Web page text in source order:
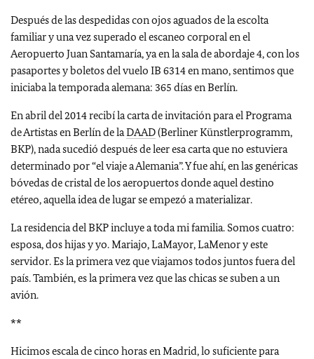
Después de las despedidas con ojos aguados de la escolta
familiar y una vez superado el escaneo corporal en el
Aeropuerto Juan Santamaría, ya en la sala de abordaje 4, con los
pasaportes y boletos del vuelo IB 6314 en mano, sentimos que
iniciaba la temporada alemana: 365 días en Berlín.
En abril del 2014 recibí la carta de invitación para el Programa
de Artistas en Berlín de laDAAD(Berliner Künstlerprogramm,
BKP), nada sucedió después de leer esa carta que no estuviera
determinado por “el viaje a Alemania”. Y fue ahí, en las genéricas
bóvedas de cristal de los aeropuertos donde aquel destino
etéreo, aquella idea de lugar se empezó a materializar.
La residencia del BKP incluye a toda mi familia. Somos cuatro:
esposa, dos hijas y yo. Mariajo, LaMayor, LaMenor y este
servidor. Es la primera vez que viajamos todos juntos fuera del
país. También, es la primera vez que las chicas se suben a un
avión.
**
Hicimos escala de cinco horas en Madrid, lo suficiente para